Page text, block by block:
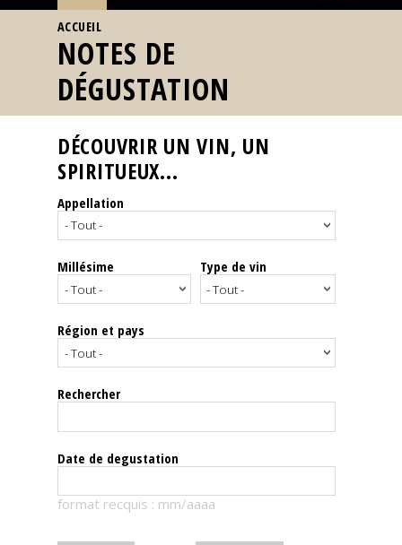
À
la
une
Reportages
Nos
Spiritueux
Notes
dégustation
Le
magazine
Télécharger
VOUS ÊTES ICI
ACCUEIL
NOTES DE
DÉGUSTATION
DÉCOUVRIR UN VIN, UN
SPIRITUEUX...
Appellation
Millésime Type de vin
Région et pays
Rechercher
Date de degustation
format recquis : mm/aaaa